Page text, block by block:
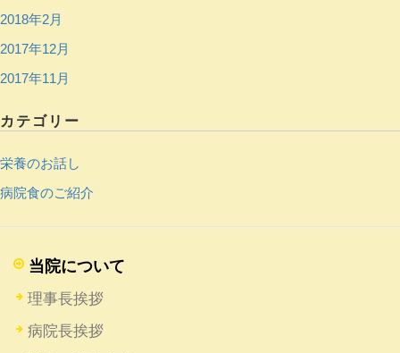
2018年2月
2017年12月
2017年11月
カテゴリー
栄養のお話し
病院食のご紹介
当院について
理事長挨拶
病院長挨拶